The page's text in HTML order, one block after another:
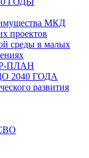
МКД
проектов
среды в малых
ПЛАН
2040 ГОДА
развития